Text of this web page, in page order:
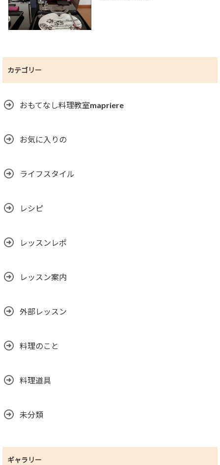
カテゴリー
おもてなし料理教室mapriere
お気に入りの
ライフスタイル
レシピ
レッスンレポ
レッスン案内
外部レッスン
料理のこと
料理道具
未分類
ギャラリー